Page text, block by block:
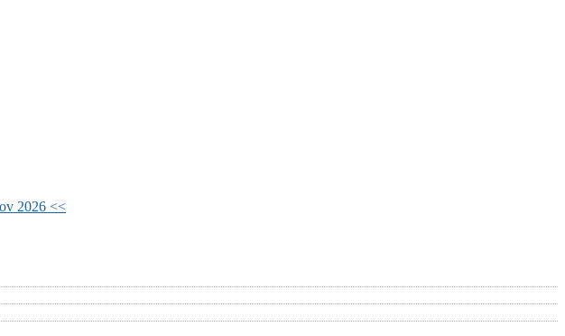
2026 <<